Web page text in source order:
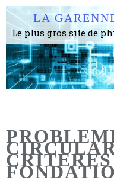
LA